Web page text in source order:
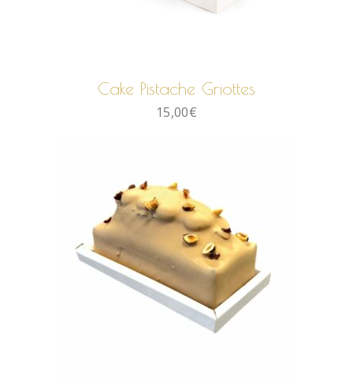
Cake Pistache Griottes
15,00€